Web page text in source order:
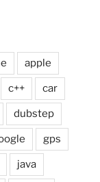
apple
c++ car
dubstep
gps
java